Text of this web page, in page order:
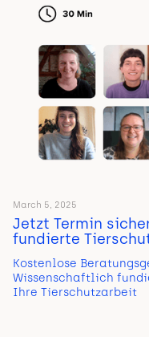
March 5, 2025
Jetzt Termin
fundierte
Kostenlose
Wissenschaftlich
Ihre Tierschutzarbeit